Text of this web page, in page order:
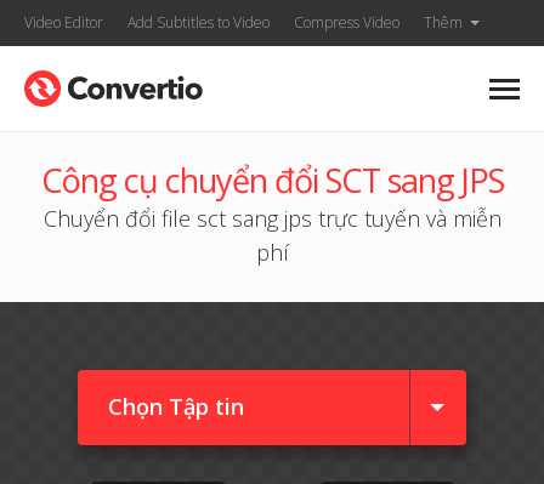
Video Editor Add Subtitles to Video Compress Video Thêm
Công cụ chuyển đổi SCT sang JPS
Chuyển đổi file sct sang jps trực tuyến và miễn
phí
Chọn Tập tin